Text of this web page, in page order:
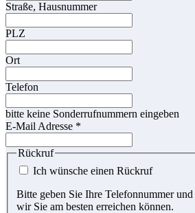
Straße, Hausnummer
PLZ
Ort
Telefon
bitte keine Sonderrufnummern eingeben
E-Mail Adresse *
Rückruf
Ich wünsche einen Rückruf
Bitte geben Sie Ihre Telefonnummer
wir Sie am besten erreichen können.